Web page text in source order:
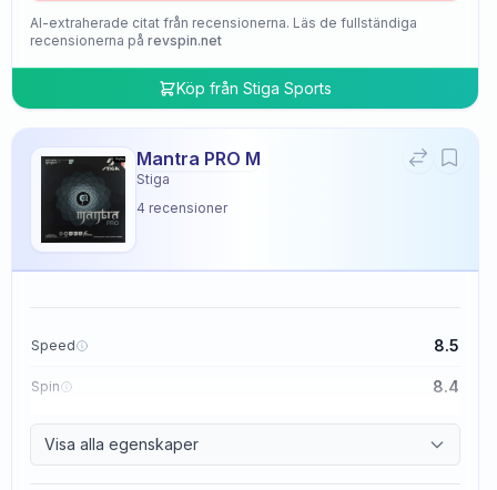
AI-extraherade citat från recensionerna. Läs de fullständiga
recensionerna på revspin.net
Köp från Stiga Sports
Mantra PRO M
Stiga
4 recensioner
Speed 8.5
Spin 8.4
Visa alla egenskaper